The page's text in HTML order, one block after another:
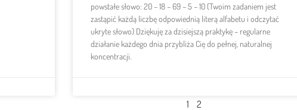
powstałe słowo: 20 – 18 – 69 – 5 – 10 (Twoim zadaniem jest
zastąpić każdą liczbę odpowiednią literą alfabetu i odczytać
ukryte słowo) Dziękuję za dzisiejszą praktykę – regularne
działanie każdego dnia przybliża Cię do pełnej, naturalnej
koncentracji.
1 2